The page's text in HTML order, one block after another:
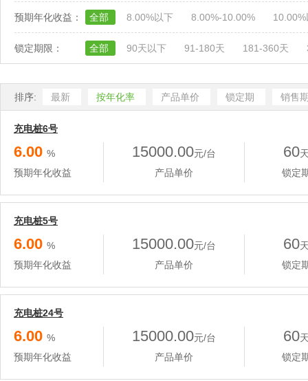
预期年化收益： 全部 8.00%以下 8.00%-10.00%
锁定期限： 全部 90天以下 91-180天 181-360天
排序: 最新 按年化率 产品单价 锁定期 销售
充电桩6号
6.00 %
预期年化收益
15000.00元/台
产品单价
60
锁定
充电桩5号
6.00 %
预期年化收益
15000.00元/台
产品单价
60
锁定
充电桩24号
6.00 %
预期年化收益
15000.00元/台
产品单价
60
锁定